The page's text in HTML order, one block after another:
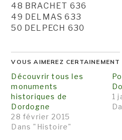
48 BRACHET 636
49 DELMAS 633
50 DELPECH 630
VOUS AIMEREZ CERTAINEMENT
Découvrir tous les
monuments
historiques de
Dordogne
28 février 2015
Dans "Histoire"
1